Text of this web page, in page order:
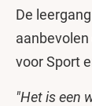
De
voor Sport
"Het is een